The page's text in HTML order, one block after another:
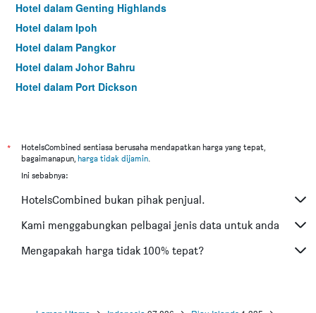
Hotel dalam Genting Highlands
Hotel dalam Ipoh
Hotel dalam Pangkor
Hotel dalam Johor Bahru
Hotel dalam Port Dickson
*
HotelsCombined sentiasa berusaha mendapatkan harga yang tepat,
bagaimanapun, harga tidak dijamin.
Ini sebabnya:
HotelsCombined bukan pihak penjual.
Kami menggabungkan pelbagai jenis data untuk anda
Mengapakah harga tidak 100% tepat?